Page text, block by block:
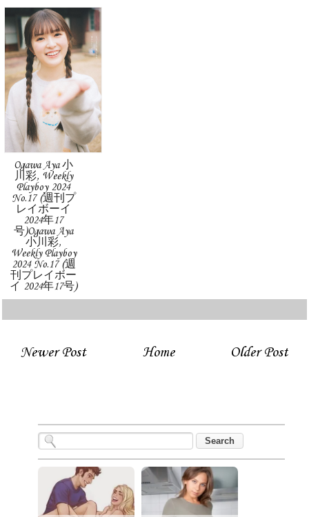
Ogawa Aya 小
川彩, Weekly
Playboy 2024
No.17 (週刊プ
レイボーイ
2024年17
号)Ogawa Aya
小川彩,
Weekly Playboy
2024 No.17 (週
刊プレイボー
イ 2024年17号)
Newer Post Older Post
Home